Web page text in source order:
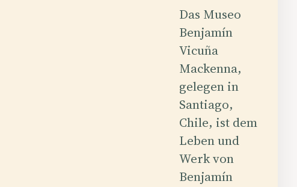
Das Museo
Benjamín
Vicuña
Mackenna,
gelegen in
Santiago,
Chile, ist dem
Leben und
Werk von
Benjamín